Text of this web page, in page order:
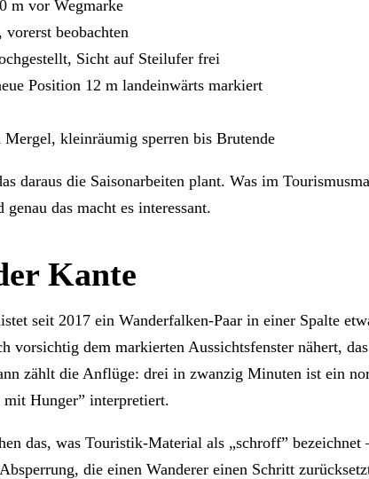
m vor Wegmarke
beobachten
Sicht auf Steilufer frei
Position 12 m landeinwärts markiert
kleinräumig sperren bis Brutende
daraus die Saisonarbeiten plant. Was im
das macht es interessant.
Kante
seit 2017 ein Wanderfalken-Paar in einer Spalte
vorsichtig dem markierten Aussichtsfenster nähert,
zählt die Anflüge: drei in zwanzig Minuten ist ein
Hunger” interpretiert.
das, was Touristik-Material als „schroff”
die einen Wanderer einen Schritt